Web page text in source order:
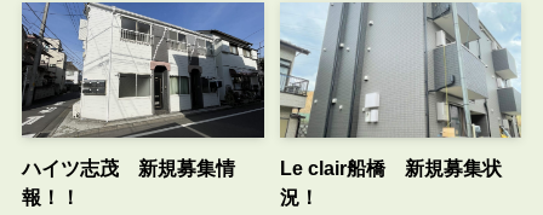
ハイツ志茂 新規募集情
報！！
Le clair船橋 新規募集状
況！